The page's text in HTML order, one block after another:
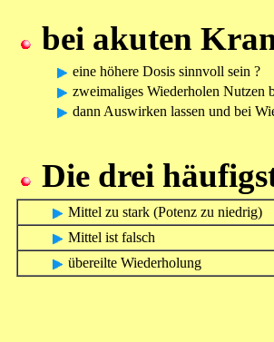
bei akuten
eine höhere Dosis sinnvoll sein ?
zweimaliges Wiederholen Nutzen
dann Auswirken lassen und bei
Die drei
Mittel zu stark (Potenz zu niedrig)
Mittel ist falsch
übereilte Wiederholung